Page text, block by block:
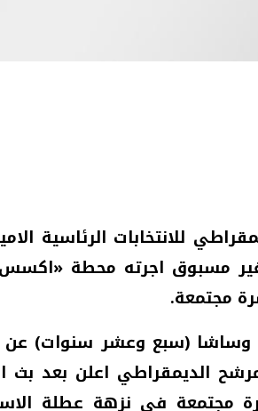
للانتخابات الرئاسية
مسبوق اجرته محطة «اكسس
مجتمعة.
وساشا (سبع وعشر سنوات)
الديمقراطي اعلن بعد
مجتمعة في نزهة عطلة
فيديو.. الإعلام الرقمي.. تقنيات واعدة
هائلة